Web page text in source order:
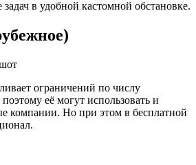
в удобной кастомной обстановке.
ограничений по числу
поэтому её могут использовать и
компании. Но при этом в бесплатной